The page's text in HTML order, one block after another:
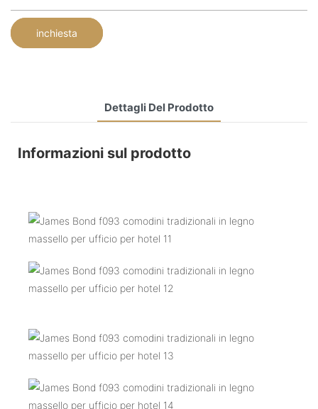
inchiesta
Dettagli Del Prodotto
Informazioni sul prodotto